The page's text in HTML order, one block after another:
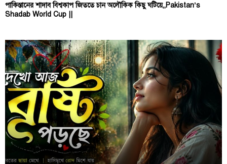
পাকিস্তানের শাদাব বিশ্বকাপ জিততে চান অলৌকিক কিছু ঘটিয়ে,,Pakistan’s
Shadab World Cup ||